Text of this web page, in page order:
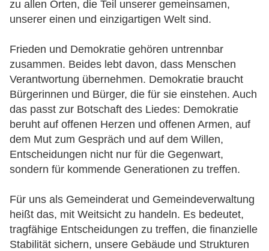
zu allen Orten, die Teil unserer gemeinsamen,
unserer einen und einzigartigen Welt sind.
Frieden und Demokratie gehören untrennbar
zusammen. Beides lebt davon, dass Menschen
Verantwortung übernehmen. Demokratie braucht
Bürgerinnen und Bürger, die für sie einstehen. Auch
das passt zur Botschaft des Liedes: Demokratie
beruht auf offenen Herzen und offenen Armen, auf
dem Mut zum Gespräch und auf dem Willen,
Entscheidungen nicht nur für die Gegenwart,
sondern für kommende Generationen zu treffen.
Für uns als Gemeinderat und Gemeindeverwaltung
heißt das, mit Weitsicht zu handeln. Es bedeutet,
tragfähige Entscheidungen zu treffen, die finanzielle
Stabilität sichern, unsere Gebäude und Strukturen